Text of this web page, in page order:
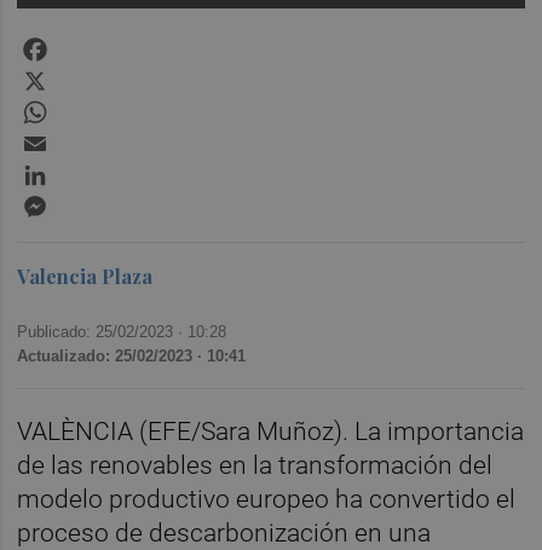
Valencia Plaza
Publicado: 25/02/2023 · 10:28
Actualizado: 25/02/2023 · 10:41
VALÈNCIA (EFE/Sara Muñoz). La importancia
de las renovables en la transformación del
modelo productivo europeo ha convertido el
proceso de descarbonización en una